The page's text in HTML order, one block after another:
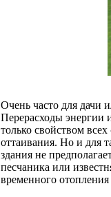
Очень часто для дачи
Перерасходы энергии
только свойством
оттаивания. Но и для
здания не
песчаника или
временного